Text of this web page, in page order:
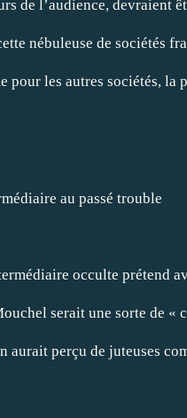
de l’audience, devraient
nébuleuse de sociétés
pour les autres sociétés, la
au passé trouble
occulte prétend
serait une sorte de «
aurait perçu de juteuses